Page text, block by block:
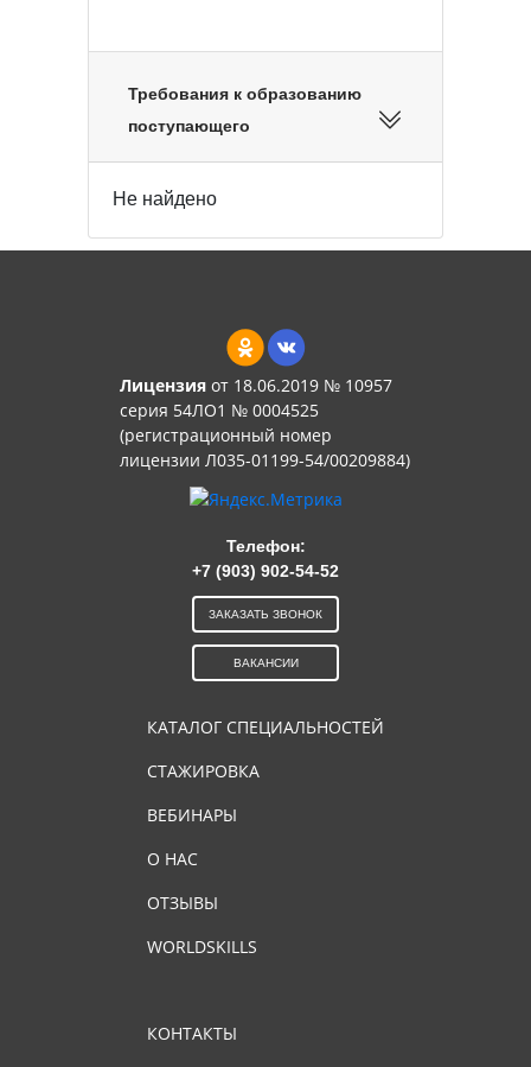
Требования к образованию
поступающего
Не найдено
Лицензияот 18.06.2019 № 10957
серия 54ЛО1 № 0004525
(регистрационный номер
лицензии Л035-01199-54/00209884)
КАТАЛОГ СПЕЦИАЛЬНОСТЕЙ
СТАЖИРОВКА
ВЕБИНАРЫ
О НАС
ОТЗЫВЫ
WORLDSKILLS
КОНТАКТЫ
Телефон:
+7 (903) 902-54-52
ЗАКАЗАТЬ ЗВОНОК
ВАКАНСИИ